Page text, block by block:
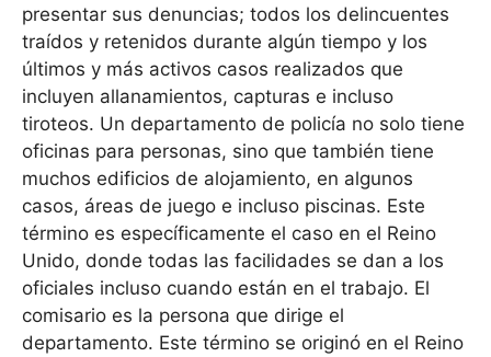
presentar sus denuncias; todos los delincuentes
traídos y retenidos durante algún tiempo y los
últimos y más activos casos realizados que
incluyen allanamientos, capturas e incluso
tiroteos. Un departamento de policía no solo tiene
oficinas para personas, sino que también tiene
muchos edificios de alojamiento, en algunos
casos, áreas de juego e incluso piscinas. Este
término es específicamente el caso en el Reino
Unido, donde todas las facilidades se dan a los
oficiales incluso cuando están en el trabajo. El
comisario es la persona que dirige el
departamento. Este término se originó en el Reino